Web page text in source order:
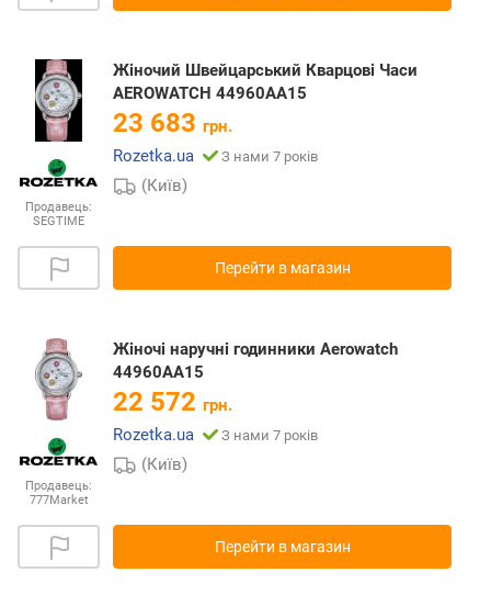
Продавець:
SEGTIME
Жіночий Швейцарський Кварцові Часи
AEROWATCH 44960AA15
23 683 грн.
Rozetka.ua
З нами 7 років
(Київ)
Перейти в магазин
Продавець:
777Market
Жіночі наручні годинники Aerowatch
44960AA15
22 572 грн.
Rozetka.ua
З нами 7 років
(Київ)
Перейти в магазин